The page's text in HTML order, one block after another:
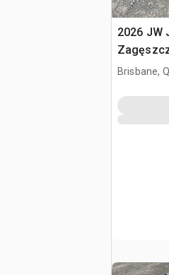
2026 JW
4 - 8 ton
Brisbane,